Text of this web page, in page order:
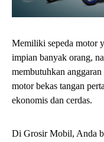
Memiliki sepeda motor
impian banyak orang,
membutuhkan
motor bekas tangan
ekonomis dan cerdas.
Di Grosir Mobil, Anda